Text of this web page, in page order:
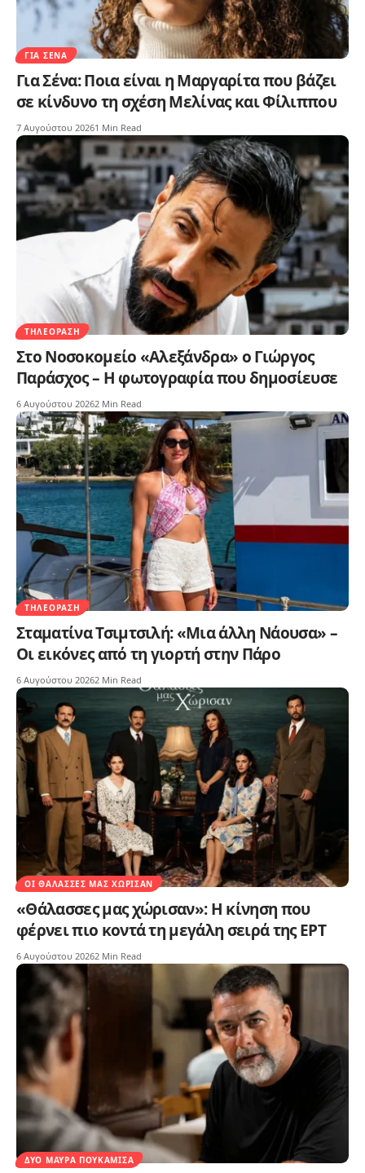
ΓΙΑ ΣΈΝΑ
Για Σένα: Ποια είναι η Μαργαρίτα που βάζει
σε κίνδυνο τη σχέση Μελίνας και Φίλιππου
7 Αυγούστου 20261 Min Read
ΤΗΛΕΌΡΑΣΗ
Στο Νοσοκομείο «Αλεξάνδρα» ο Γιώργος
Παράσχος – Η φωτογραφία που δημοσίευσε
6 Αυγούστου 20262 Min Read
ΤΗΛΕΌΡΑΣΗ
Σταματίνα Τσιμτσιλή: «Μια άλλη Νάουσα» –
Οι εικόνες από τη γιορτή στην Πάρο
6 Αυγούστου 20262 Min Read
ΟΙ ΘΆΛΑΣΣΕΣ ΜΑΣ ΧΏΡΙΣΑΝ
«Θάλασσες μας χώρισαν»: Η κίνηση που
φέρνει πιο κοντά τη μεγάλη σειρά της ΕΡΤ
6 Αυγούστου 20262 Min Read
ΔΥΟ ΜΑΎΡΑ ΠΟΥΚΆΜΙΣΑ